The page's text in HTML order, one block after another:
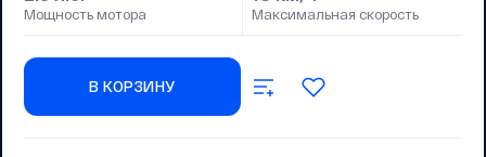
Мощность мотора Максимальная скорость
В КОРЗИНУ